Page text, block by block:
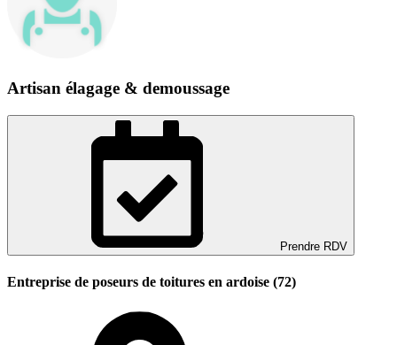
Artisan élagage & demoussage
Prendre RDV
Entreprise de poseurs de toitures en ardoise (72)